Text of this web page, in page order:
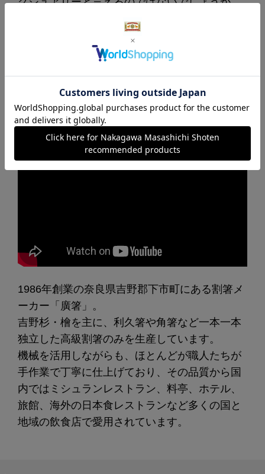
地産地匠アワードについて、詳しくは
吉野箸の伝統を受け継ぐ「廣箸」
1986年創業の奈良県吉野郡下市町にある割箸メ
ーカー「廣箸」。
吉野杉・檜を主に、利久箸や角箸など一本一本
独立した高級割箸のみを生産しています。
機械を活用しながらも、ほとんどが職人たちが
手作業で丁寧に仕上げており、その品質から国
内ではミシュランレストラン、料亭、ホテル、
旅館、海外の日本食レストランなど多くの国と
地域の飲食店で愛用されています。